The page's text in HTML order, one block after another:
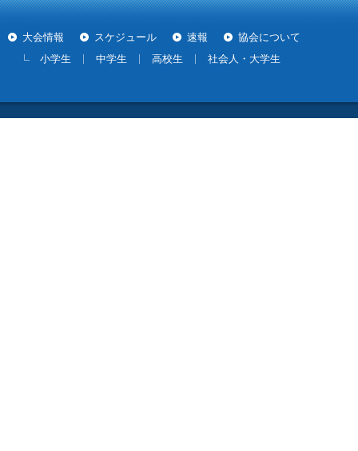
大会情報 スケジュール 速報
協会について
小学生
中学生 高校生 社会人・大学生